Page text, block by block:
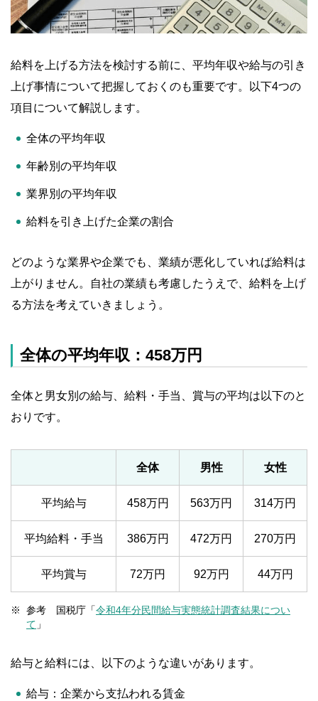
給料を上げる方法を検討する前に、平均年収や給与の引き
上げ事情について把握しておくのも重要です。以下4つの
項目について解説します。
全体の平均年収
年齢別の平均年収
業界別の平均年収
給料を引き上げた企業の割合
どのような業界や企業でも、業績が悪化していれば給料は
上がりません。自社の業績も考慮したうえで、給料を上げ
る方法を考えていきましょう。
全体の平均年収：458万円
全体と男女別の給与、給料・手当、賞与の平均は以下のと
おりです。
全体 男性 女性
平均給与 458万円 563万円 314万円
平均給料・手当 386万円 472万円 270万円
平均賞与 72万円 92万円 44万円
参考 国税庁「令和4年分民間給与実態統計調査結果につい
て 」
給与と給料には、以下のような違いがあります。
給与：企業から支払われる賃金